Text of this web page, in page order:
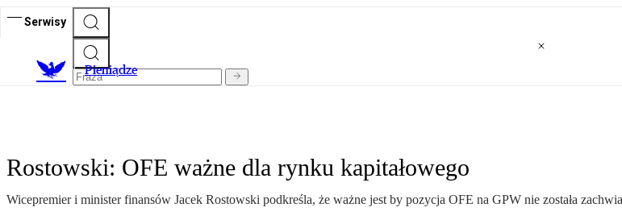
Serwisy
Pieniądze
Rostowski: OFE ważne dla rynku kapitałowego
Wicepremier i minister finansów Jacek Rostowski podkreśla, że ważne jest by pozycja OFE na GPW nie została